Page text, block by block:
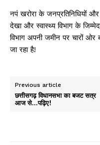
नपं खरोरा के जनप्रतिनिधियों
देखा और स्वास्थ्य विभाग के
विभाग अपनी जमीन पर चारों ओर
जा रहा है!
Previous article
छत्तीसगढ़ विधानसभा का बजट सत्र
आज से…पढ़िए!